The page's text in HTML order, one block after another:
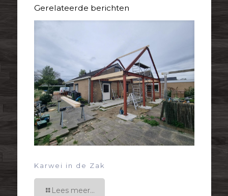
Gerelateerde berichten
Karwei in de Zak
Lees meer...